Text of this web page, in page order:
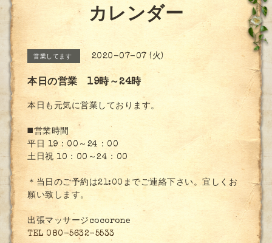
カレンダー
営業してます 2020-07-07 (火)
本日の営業 19時～24時
本日も元気に営業しております。
◼️営業時間
平日 19：00～24：00
土日祝 10：00～24：00
＊当日のご予約は21:00までご連絡下さい。宜しくお
願い致します。
出張マッサージcocorone
TEL 080-5632-5533